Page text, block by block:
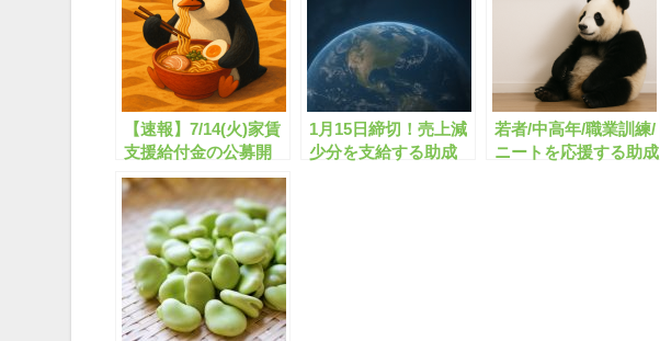
【速報】7/14(火)家賃
支援給付金の公募開
始！/最大600万円全国
【新型コロナ対策】
1月15日締切！売上減
少分を支給する助成
若者/中高年/職業訓練/
ニートを応援する助成